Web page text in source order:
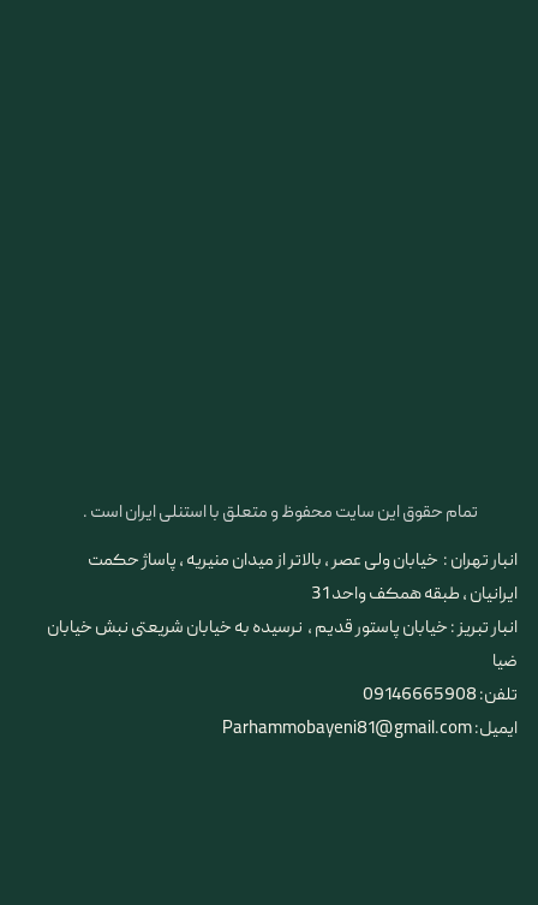
تمام حقوق این سایت محفوظ و متعلق با استنلی ایران است .
انبار تهران : خیابان ولی عصر ، بالاتر از میدان منیریه ، پاساژ حکمت
ایرانیان ، طبقه همکف واحد 31
​​​​​​​انبار تبریز : خیابان پاستور قدیم ، نرسیده به خیابان شریعتی نبش خیابان
ضیا
تلفن: 09146665908
ایمیل: Parhammobayeni81@gmail.com